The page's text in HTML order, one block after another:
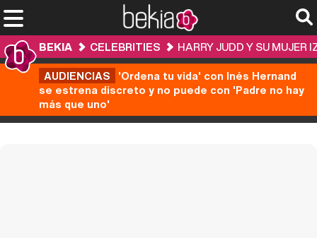
BEKIA CELEBRITIES
HARRY JUDD Y SU MUJER
AUDIENCIAS 'Ordena tu vida' con Inés Hernand
se estrena discreto y no puede con 'Padre no hay
más que uno'